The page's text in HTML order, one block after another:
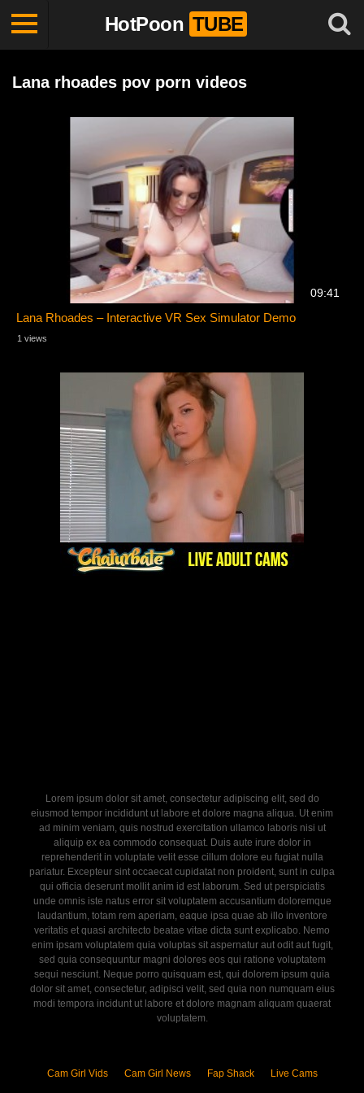
HotPoon TUBE
Lana rhoades pov porn videos
09:41
Lana Rhoades – Interactive VR Sex Simulator Demo
1 views
Lorem ipsum dolor sit amet, consectetur adipiscing elit, sed do
eiusmod tempor incididunt ut labore et dolore magna aliqua. Ut enim
ad minim veniam, quis nostrud exercitation ullamco laboris nisi ut
aliquip ex ea commodo consequat. Duis aute irure dolor in
reprehenderit in voluptate velit esse cillum dolore eu fugiat nulla
pariatur. Excepteur sint occaecat cupidatat non proident, sunt in culpa
qui officia deserunt mollit anim id est laborum. Sed ut perspiciatis
unde omnis iste natus error sit voluptatem accusantium doloremque
laudantium, totam rem aperiam, eaque ipsa quae ab illo inventore
veritatis et quasi architecto beatae vitae dicta sunt explicabo. Nemo
enim ipsam voluptatem quia voluptas sit aspernatur aut odit aut fugit,
sed quia consequuntur magni dolores eos qui ratione voluptatem
sequi nesciunt. Neque porro quisquam est, qui dolorem ipsum quia
dolor sit amet, consectetur, adipisci velit, sed quia non numquam eius
modi tempora incidunt ut labore et dolore magnam aliquam quaerat
voluptatem.
Cam Girl Vids Cam Girl News Fap Shack Live Cams